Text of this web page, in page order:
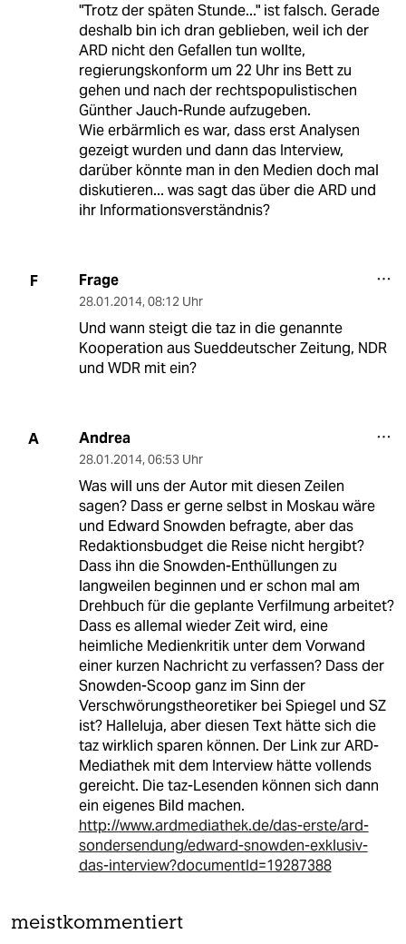
"Trotz der späten Stunde..." ist falsch. Gerade
deshalb bin ich dran geblieben, weil ich der
ARD nicht den Gefallen tun wollte,
regierungskonform um 22 Uhr ins Bett zu
gehen und nach der rechtspopulistischen
Günther Jauch-Runde aufzugeben.
Wie erbärmlich es war, dass erst Analysen
gezeigt wurden und dann das Interview,
darüber könnte man in den Medien doch mal
diskutieren... was sagt das über die ARD und
ihr Informationsverständnis?
F Frage
28.01.2014, 08:12 Uhr
Und wann steigt die taz in die genannte
Kooperation aus Sueddeutscher Zeitung, NDR
und WDR mit ein?
A Andrea
28.01.2014, 06:53 Uhr
Was will uns der Autor mit diesen Zeilen
sagen? Dass er gerne selbst in Moskau wäre
und Edward Snowden befragte, aber das
Redaktionsbudget die Reise nicht hergibt?
Dass ihn die Snowden-Enthüllungen zu
langweilen beginnen und er schon mal am
Drehbuch für die geplante Verfilmung arbeitet?
Dass es allemal wieder Zeit wird, eine
heimliche Medienkritik unter dem Vorwand
einer kurzen Nachricht zu verfassen? Dass der
Snowden-Scoop ganz im Sinn der
Verschwörungstheoretiker bei Spiegel und SZ
ist? Halleluja, aber diesen Text hätte sich die
taz wirklich sparen können. Der Link zur ARD-
Mediathek mit dem Interview hätte vollends
gereicht. Die taz-Lesenden können sich dann
ein eigenes Bild machen.
http://www.ardmediathek.de/das-erste/ard-
sondersendung/edward-snowden-exklusiv-
das-interview?documentId=19287388
meistkommentiert